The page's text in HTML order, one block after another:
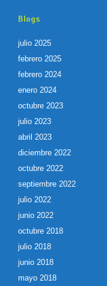
Blogs
julio 2025
febrero 2025
febrero 2024
enero 2024
octubre 2023
julio 2023
abril 2023
diciembre 2022
octubre 2022
septiembre 2022
julio 2022
junio 2022
octubre 2018
julio 2018
junio 2018
mayo 2018